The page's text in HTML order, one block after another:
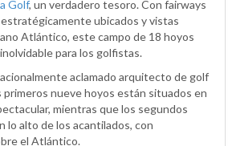
Golf, un verdadero tesoro. Con fairways
ubicados y vistas
Atlántico, este campo de 18 hoyos
para los golfistas.
aclamado arquitecto de golf
nueve hoyos están situados en
mientras que los segundos
lo alto de los acantilados, con
el Atlántico.